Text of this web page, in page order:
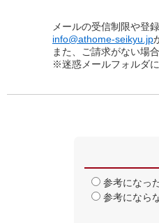
メールの受信制限や登
info@athome-seikyu.jp
また、ご請求がない場
※迷惑メールフォルダ
参考になっ
参考になら